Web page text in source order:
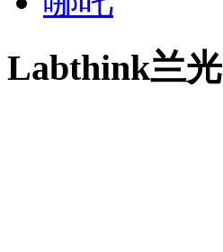
Labthink兰光